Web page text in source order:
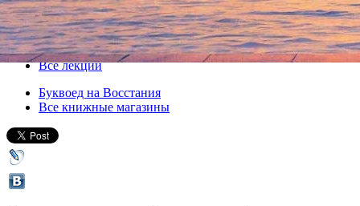
14 июня 2012, четверг,19.00
Версия для печати
Все лекции
Буквоед на Восстания
Все книжные магазины